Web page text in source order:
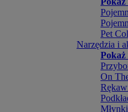
Pet
Narzędzia i
On